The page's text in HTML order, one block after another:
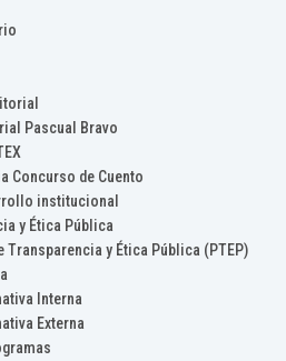
Pascual Bravo
Concurso de Cuento
institucional
y Ética Pública
Transparencia y Ética Pública (PTEP)
Interna
Externa